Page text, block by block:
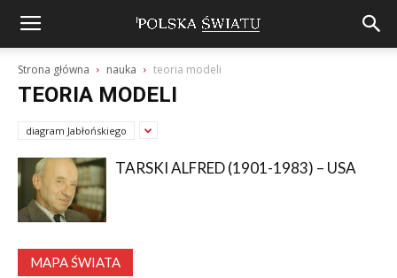
Strona główna nauka teoria modeli
TEORIA MODELI
diagram Jabłońskiego
TARSKI ALFRED (1901-1983) – USA
MAPA ŚWIATA